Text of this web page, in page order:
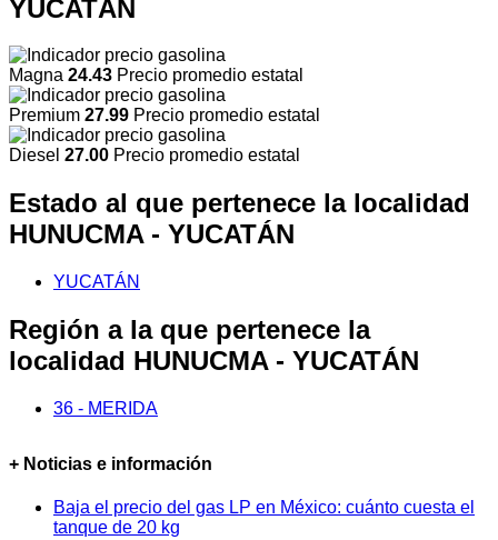
YUCATÁN
Magna 24.43 Precio promedio estatal
Premium 27.99 Precio promedio estatal
Diesel 27.00 Precio promedio estatal
Estado al que pertenece la localidad
HUNUCMA - YUCATÁN
YUCATÁN
Región a la que pertenece la
localidad HUNUCMA - YUCATÁN
36 - MERIDA
+ Noticias e información
Baja el precio del gas LP en México: cuánto cuesta el
tanque de 20 kg